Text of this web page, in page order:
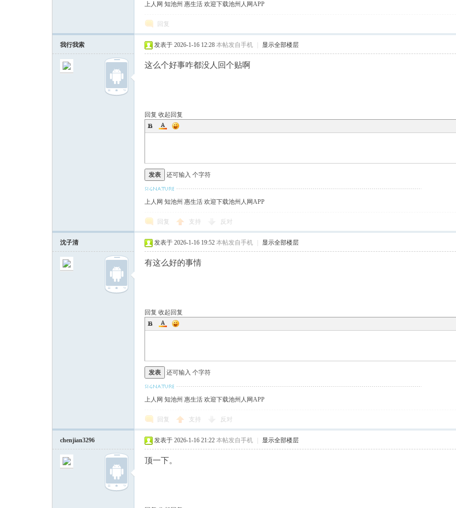
上人网 知池州 惠生活 欢迎下载池州人网APP
回复
我行我索 发表于 2026-1-16 12:28 本帖发自手机 显示全部楼层
这么个好事咋都没人回个贴啊
回复 收起回复
发表 还可输入 个字符
上人网 知池州 惠生活 欢迎下载池州人网APP
回复 支持 反对
沈子清 发表于 2026-1-16 19:52 本帖发自手机 显示全部楼层
有这么好的事情
回复 收起回复
发表 还可输入 个字符
上人网 知池州 惠生活 欢迎下载池州人网APP
回复 支持 反对
chenjian3296 发表于 2026-1-16 21:22 本帖发自手机 显示全部楼层
顶一下。